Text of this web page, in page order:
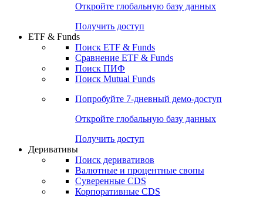
Откройте глобальную базу данных
Получить доступ
ETF & Funds
Поиск ETF & Funds
Сравнение ETF & Funds
Поиск ПИФ
Поиск Mutual Funds
Попробуйте 7-дневный демо-доступ
Откройте глобальную базу данных
Получить доступ
Деривативы
Поиск деривативов
Валютные и процентные свопы
Суверенные CDS
Корпоративные CDS